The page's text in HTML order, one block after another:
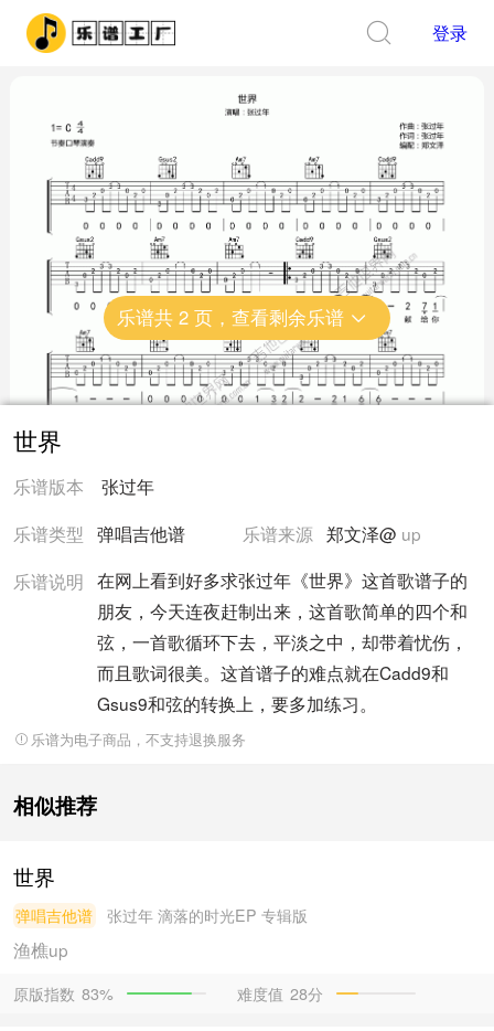
登录
乐谱共 2页，查看剩余乐谱
世界
乐谱版本
张过年
乐谱类型
弹唱吉他谱 乐谱来源 郑文泽@ up
乐谱说明 在网上看到好多求张过年《世界》这首歌谱子的
朋友，今天连夜赶制出来，这首歌简单的四个和
弦，一首歌循环下去，平淡之中，却带着忧伤，
而且歌词很美。这首谱子的难点就在Cadd9和
Gsus9和弦的转换上，要多加练习。
乐谱为电子商品，不支持退换服务
相似推荐
世界
弹唱吉他谱 张过年 滴落的时光EP 专辑版
渔樵up
原版指数 83% 难度值 28分